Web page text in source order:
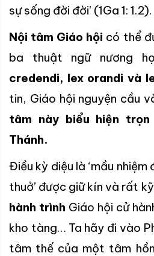
sự sống đời đời’ (1Ga 1: 1.2).
Nội tâm Giáo hội có thể
ba thuật ngữ nương
credendi, lex orandi và
tin, Giáo hội nguyện cầu
tâm này biểu hiện trọn
Thánh.
Điều kỳ diệu là ‘mầu
thuở’ được giữ kín và rất
hành trình Giáo hội cử
kho tàng… Ta hãy đi vào
tâm thế của một tâm